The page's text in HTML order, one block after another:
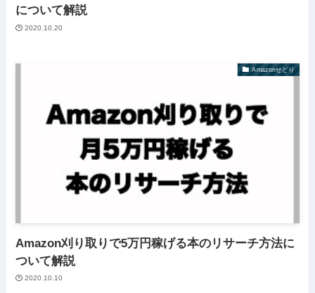
について解説
2020.10.20
Amazonせどり
Amazon刈り取りで5万円稼げる本のリサーチ方法に
ついて解説
2020.10.10